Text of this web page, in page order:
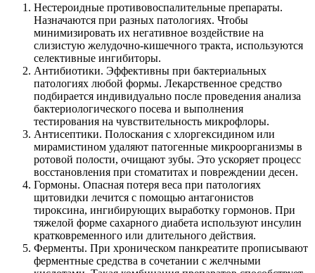
Нестероидные противовоспалительные препараты.
Назначаются при разных патологиях. Чтобы
минимизировать их негативное воздействие на
слизистую желудочно-кишечного тракта, используются
селективные ингибиторы.
Антибиотики. Эффективны при бактериальных
патологиях любой формы. Лекарственное средство
подбирается индивидуально после проведения анализа
бактериологического посева и выполнения
тестирования на чувствительность микрофлоры.
Антисептики. Полоскания с хлоргексидином или
мирамистином удаляют патогенные микроорганизмы в
ротовой полости, очищают зубы. Это ускоряет процесс
восстановления при стоматитах и повреждении десен.
Гормоны. Опасная потеря веса при патологиях
щитовидки лечится с помощью антагонистов
тироксина, ингибирующих выработку гормонов. При
тяжелой форме сахарного диабета используют инсулин
кратковременного или длительного действия.
Ферменты. При хроническом панкреатите прописывают
ферментные средства в сочетании с желчными